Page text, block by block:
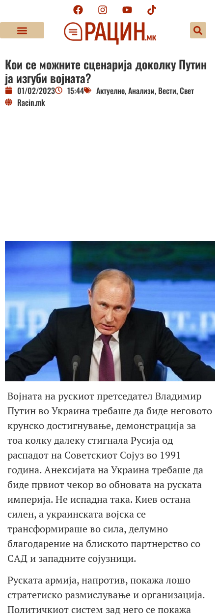
Кои се можните сценарија доколку Путин
ја изгуби војната?
01/02/2023 15:44 Актуелно,Анализи, Вести,Свет
Racin.mk
Војната на рускиот претседател Владимир
Путин во Украина требаше да биде неговото
крунско достигнување, демонстрација за
тоа колку далеку стигнала Русија од
распадот на Советскиот Сојуз во 1991
година. Анексијата на Украина требаше да
биде првиот чекор во обновата на руската
империја. Не испадна така. Киев остана
силен, а украинската војска се
трансформираше во сила, делумно
благодарение на блиското партнерство со
САД и западните сојузници.
Руската армија, напротив, покажа лошо
стратегиско размислување и организација.
Политичкиот систем зад него се покажа